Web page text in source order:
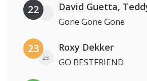
22
Gone Gone Gone
23
23
Roxy Dekker
GO BESTFRIEND